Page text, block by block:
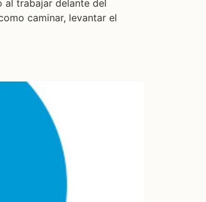
al trabajar delante del
caminar, levantar el